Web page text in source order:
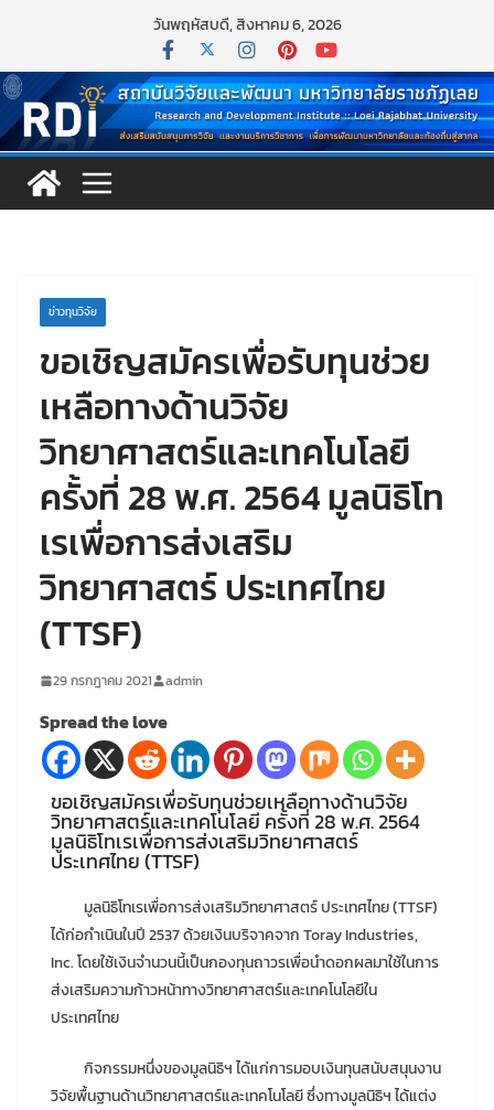
วันพฤหัสบดี, สิงหาคม 6, 2026
ข่าวทุนวิจัย
ขอเชิญสมัครเพื่อรับทุนช่วย
เหลือทางด้านวิจัย
วิทยาศาสตร์และเทคโนโลยี
ครั้งที่ 28 พ.ศ. 2564 มูลนิธิโท
เรเพื่อการส่งเสริม
วิทยาศาสตร์ ประเทศไทย
(TTSF)
29 กรกฎาคม 2021 admin
Spread the love
ขอเชิญสมัครเพื่อรับทุนช่วยเหลือทางด้านวิจัย
วิทยาศาสตร์และเทคโนโลยี ครั้งที่ 28 พ.ศ. 2564
มูลนิธิโทเรเพื่อการส่งเสริมวิทยาศาสตร์
ประเทศไทย (TTSF)
มูลนิธิโทเรเพื่อการส่งเสริมวิทยาศาสตร์ ประเทศไทย (TTSF)
ได้ก่อกำเนินในปี 2537 ด้วยเงินบริจาคจาก Toray Industries,
Inc. โดยใช้เงินจำนวนนี้เป็นกองทุนถาวรเพื่อนำดอกผลมาใช้ในการ
ส่งเสริมความก้าวหน้าทางวิทยาศาสตร์และเทคโนโลยีใน
ประเทศไทย
กิจกรรมหนึ่งของมูลนิธิฯ ได้แก่การมอบเงินทุนสนับสนุนงาน
วิจัยพื้นฐานด้านวิทยาศาสตร์และเทคโนโลยี ซึ่งทางมูลนิธิฯ ได้แต่ง